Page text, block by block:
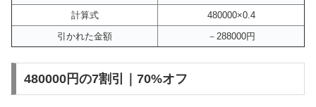
計算式
480000×0.4
引かれた金額
－288000円
480000円の7割引｜70%オフ